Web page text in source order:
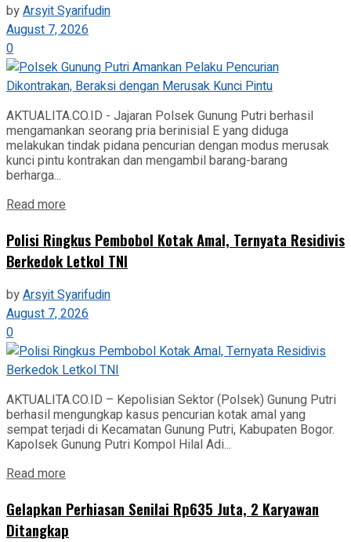
byArsyit Syarifudin
August 7, 2026
0
AKTUALITA.CO.ID - Jajaran Polsek Gunung Putri berhasil
mengamankan seorang pria berinisial E yang diduga
melakukan tindak pidana pencurian dengan modus merusak
kunci pintu kontrakan dan mengambil barang-barang
berharga...
Read more
Polisi Ringkus Pembobol Kotak Amal, Ternyata Residivis
Berkedok Letkol TNI
byArsyit Syarifudin
August 7, 2026
0
AKTUALITA.CO.ID – Kepolisian Sektor (Polsek) Gunung Putri
berhasil mengungkap kasus pencurian kotak amal yang
sempat terjadi di Kecamatan Gunung Putri, Kabupaten Bogor.
Kapolsek Gunung Putri Kompol Hilal Adi...
Read more
Gelapkan Perhiasan Senilai Rp635 Juta, 2 Karyawan
Ditangkap